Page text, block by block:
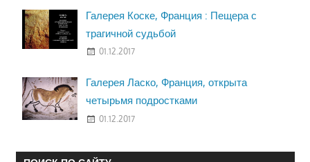
Галерея Коске, Франция : Пещера с
трагичной судьбой
01.12.2017
Галерея Ласко, Франция, открыта
четырьмя подростками
01.12.2017